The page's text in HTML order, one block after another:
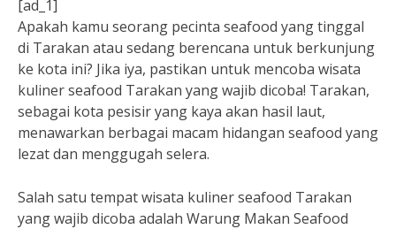
[ad_1]
Apakah kamu seorang pecinta seafood yang tinggal
di Tarakan atau sedang berencana untuk berkunjung
ke kota ini? Jika iya, pastikan untuk mencoba wisata
kuliner seafood Tarakan yang wajib dicoba! Tarakan,
sebagai kota pesisir yang kaya akan hasil laut,
menawarkan berbagai macam hidangan seafood yang
lezat dan menggugah selera.
Salah satu tempat wisata kuliner seafood Tarakan
yang wajib dicoba adalah Warung Makan Seafood